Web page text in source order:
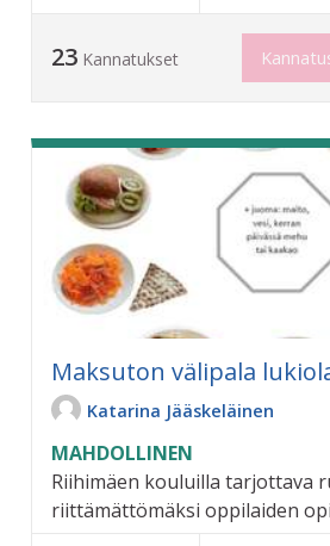
23 Kannatukset
Maksuton välipala
Katarina Jääskeläinen
MAHDOLLINEN
Riihimäen kouluilla tarjottava
riittämättömäksi oppilaiden